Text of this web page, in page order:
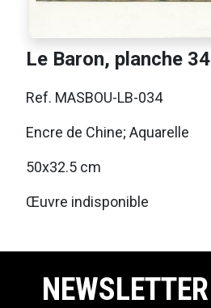
Le Baron, planche 34
Ref. MASBOU-LB-034
Encre de Chine; Aquarelle
50x32.5 cm
Œuvre indisponible
NEWSLETTER